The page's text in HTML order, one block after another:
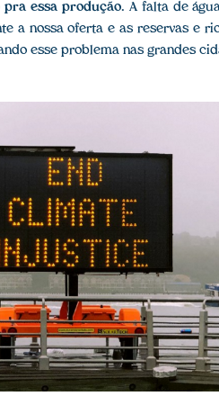
pra essa produção. A falta de
a nossa oferta e as reservas e
esse problema nas grandes